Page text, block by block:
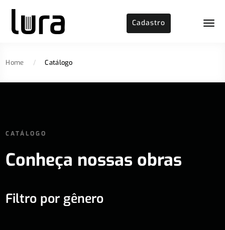
Cadastro
Home / Catálogo
CATÁLOGO
Conheça nossas obras
Filtro por gênero